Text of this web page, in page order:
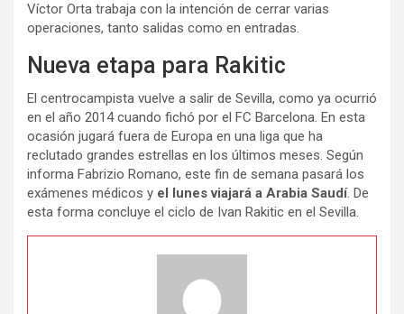
Víctor Orta trabaja con la intención de cerrar varias
operaciones, tanto salidas como en entradas.
Nueva etapa para Rakitic
El centrocampista vuelve a salir de Sevilla, como ya ocurrió
en el año 2014 cuando fichó por el FC Barcelona. En esta
ocasión jugará fuera de Europa en una liga que ha
reclutado grandes estrellas en los últimos meses. Según
informa Fabrizio Romano, este fin de semana pasará los
exámenes médicos y el lunes viajará a Arabia Saudí. De
esta forma concluye el ciclo de Ivan Rakitic en el Sevilla.